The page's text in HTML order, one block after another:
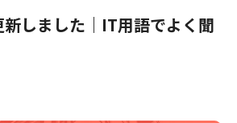
しました｜IT用語でよく聞